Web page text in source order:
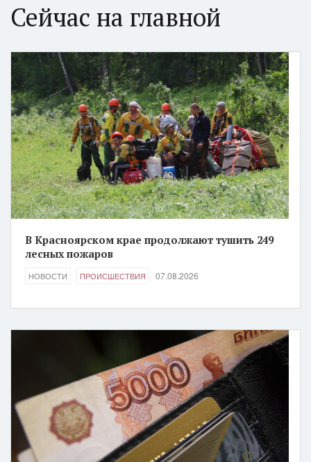
Сейчас на главной
В Красноярском крае продолжают тушить 249
лесных пожаров
НОВОСТИ ПРОИСШЕСТВИЯ 07.08.2026